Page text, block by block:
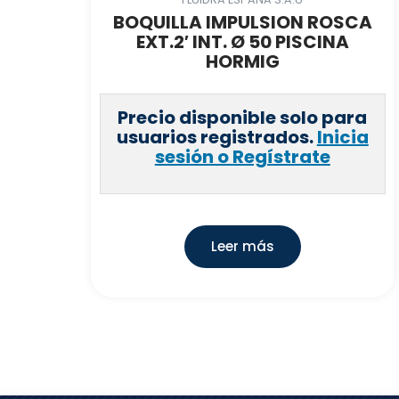
BOQUILLA IMPULSION ROSCA
EXT.2′ INT. Ø 50 PISCINA
HORMIG
Precio disponible solo para
usuarios registrados.Inicia
sesión o Regístrate
Leer más